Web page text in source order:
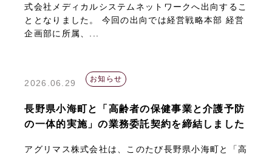
式会社メディカルシステムネットワークへ出向するこ
ととなりました。 今回の出向では経営戦略本部 経営
企画部に所属、...
2026.06.29 お知らせ
長野県小海町と「高齢者の保健事業と介護予防
の一体的実施」の業務委託契約を締結しました
アグリマス株式会社は、このたび長野県小海町と「高